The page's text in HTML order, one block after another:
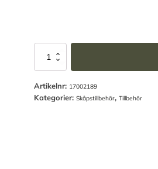
Halvhylla
SP88/33/77
mängd
Artikelnr: 17002189
Kategorier: Skåpstillbehör, Tillbehör